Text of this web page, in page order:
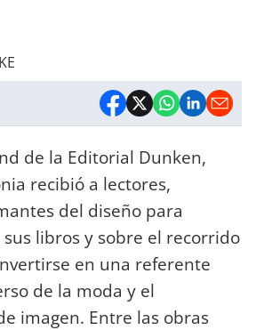
de la Editorial Dunken,
recibió a lectores,
del diseño para
libros y sobre el recorrido
en una referente
de la moda y el
imagen. Entre las obras